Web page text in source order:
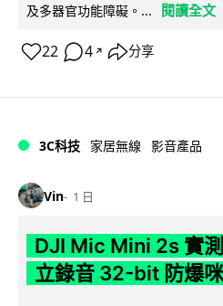
及多器官功能障礙。...
閱讀全文
22 4 ↗ 分享
3C科技 家居無線 影音產品
Vin 1 日
DJI Mic Mini 2s 實
立錄音 32-bit 防爆